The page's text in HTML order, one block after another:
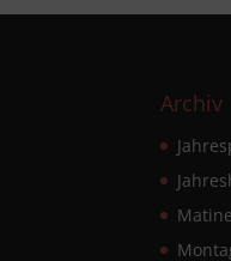
Archiv